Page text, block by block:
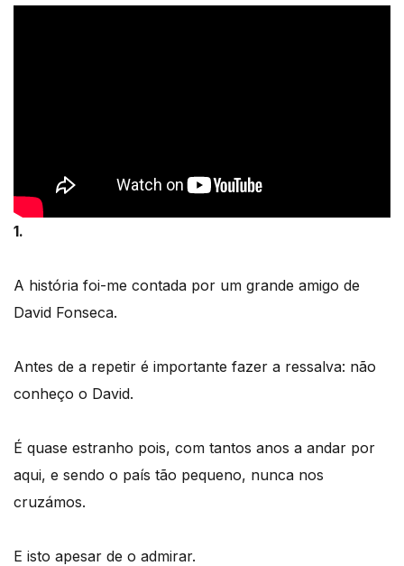
1.
A história foi-me contada por um grande amigo de
David Fonseca.
Antes de a repetir é importante fazer a ressalva: não
conheço o David.
É quase estranho pois, com tantos anos a andar por
aqui, e sendo o país tão pequeno, nunca nos
cruzámos.
E isto apesar de o admirar.